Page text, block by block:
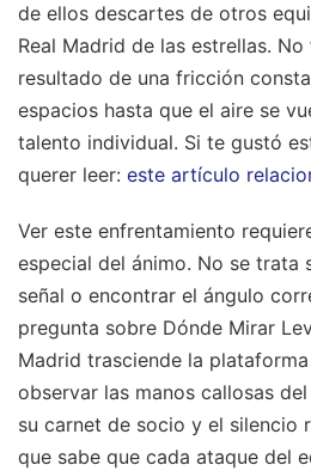
de ellos descartes de otros
Real Madrid de las estrellas.
resultado de una fricción
espacios hasta que el aire se
talento individual. Si te gustó
querer leer: este artículo
Ver este enfrentamiento
especial del ánimo. No se trata
señal o encontrar el ángulo
pregunta sobre Dónde Mirar
Madrid trasciende la
observar las manos callosas
su carnet de socio y el silencio
que sabe que cada ataque del